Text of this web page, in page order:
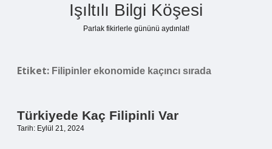
Yasal Uyarı
Işıltılı Bilgi Köşesi
Parlak fikirlerle gününü aydınlat!
Etiket: Filipinler ekonomide kaçıncı sırada
Türkiyede Kaç Filipinli Var
Tarih: Eylül 21, 2024